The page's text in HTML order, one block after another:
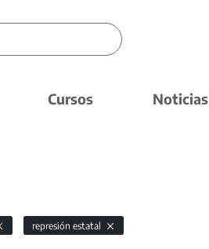
Cursos Noticias
represión estatal